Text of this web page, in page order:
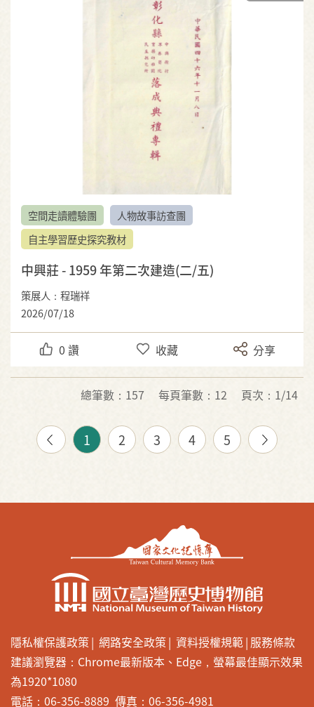
空間走讀體驗團
人物故事訪查團
自主學習歷史探究教材
中興莊 - 1959 年第二次建造(二/五)
策展人：程瑞祥
2026/07/18
0 讚 收藏 分享
總筆數：157 每頁筆數：12 頁次：1/14
1 2 3 4 5
隱私權保護政策 網路安全政策 資料授權規範 服務條款
建議瀏覽器：Chrome最新版本、Edge，螢幕最佳顯示效果
為1920*1080
電話：06-356-8889 傳真：06-356-4981